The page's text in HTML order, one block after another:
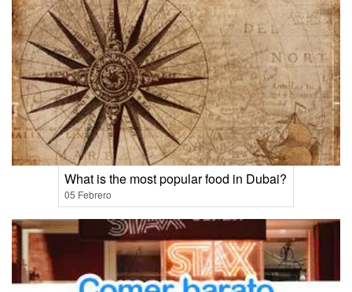
What is the most popular food in Dubai?
05 Febrero